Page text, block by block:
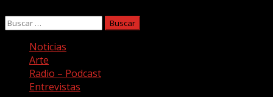
Buscar:
Noticias
Arte
Radio – Podcast
Entrevistas